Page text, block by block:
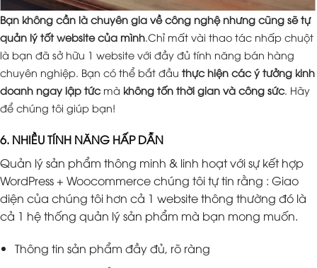
Bạn không cần là chuyên gia về công nghệ nhưng cũng sẽ tự
quản lý tốt website của mình .Chỉ mất vài thao tác nhấp chuột
là bạn đã sở hữu 1 website với đầy đủ tính năng bán hàng
chuyên nghiệp. Bạn có thể bắt đầu thực hiện các ý tưởng kinh
doanh ngay lập tứcmà không tốn thời gian và công sức. Hãy
để chúng tôi giúp bạn!
6. NHIỀU TÍNH NĂNG HẤP DẪN
Quản lý sản phẩm thông minh & linh hoạt với sự kết hợp
WordPress + Woocommerce chúng tôi tự tin rằng : Giao
diện của chúng tôi hơn cả 1 website thông thường đó là
cả 1 hệ thống quản lý sản phẩm mà bạn mong muốn.
Thông tin sản phẩm đầy đủ, rõ ràng